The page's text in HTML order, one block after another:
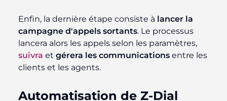
Enfin, la dernière étape consiste à lancer la
campagne d'appels sortants. Le processus
lancera alors les appels selon les paramètres,
suivra et gérera les communications entre les
clients et les agents.
Automatisation de Z-Dial